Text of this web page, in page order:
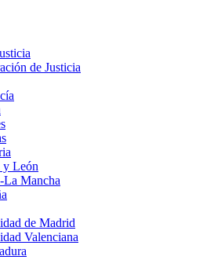
de Justicia
y León
La Mancha
de Madrid
Valenciana